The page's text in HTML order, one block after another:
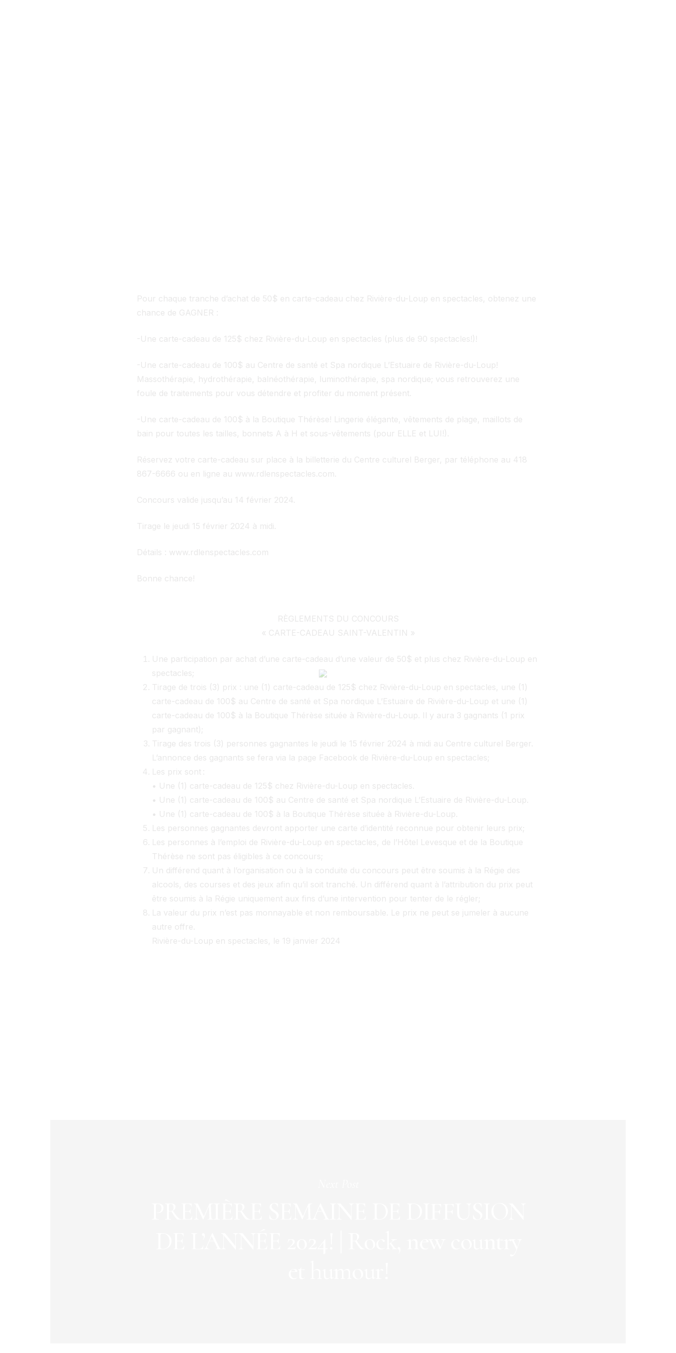
Pour chaque tranche d’achat de 50$ en carte-cadeau chez Rivière-du-Loup en spectacles, obtenez une
chance de GAGNER :
-Une carte-cadeau de 125$ chez Rivière-du-Loup en spectacles (plus de 90 spectacles!)!
-Une carte-cadeau de 100$ au Centre de santé et Spa nordique L’Estuaire de Rivière-du-Loup!
Massothérapie, hydrothérapie, balnéothérapie, luminothérapie, spa nordique; vous retrouverez une
foule de traitements pour vous détendre et profiter du moment présent.
-Une carte-cadeau de 100$ à la Boutique Thérèse! Lingerie élégante, vêtements de plage, maillots de
bain pour toutes les tailles, bonnets A à H et sous-vêtements (pour ELLE et LUI!).
Réservez votre carte-cadeau sur place à la billetterie du Centre culturel Berger, par téléphone au 418
867-6666 ou en ligne au www.rdlenspectacles.com.
Concours valide jusqu’au 14 février 2024.
Tirage le jeudi 15 février 2024 à midi.
Détails : www.rdlenspectacles.com
Bonne chance!
RÈGLEMENTS DU CONCOURS
« CARTE-CADEAU SAINT-VALENTIN »
Une participation par achat d’une carte-cadeau d’une valeur de 50$ et plus chez Rivière-du-Loup en
spectacles;
Tirage de trois (3) prix : une (1) carte-cadeau de 125$ chez Rivière-du-Loup en spectacles, une (1)
carte-cadeau de 100$ au Centre de santé et Spa nordique L’Estuaire de Rivière-du-Loup et une (1)
carte-cadeau de 100$ à la Boutique Thérèse située à Rivière-du-Loup. Il y aura 3 gagnants (1 prix
par gagnant);
Tirage des trois (3) personnes gagnantes le jeudi le 15 février 2024 à midi au Centre culturel Berger.
L’annonce des gagnants se fera via la page Facebook de Rivière-du-Loup en spectacles;
Les prix sont :
• Une (1) carte-cadeau de 125$ chez Rivière-du-Loup en spectacles.
• Une (1) carte-cadeau de 100$ au Centre de santé et Spa nordique L’Estuaire de Rivière-du-Loup.
• Une (1) carte-cadeau de 100$ à la Boutique Thérèse située à Rivière-du-Loup.
Les personnes gagnantes devront apporter une carte d’identité reconnue pour obtenir leurs prix;
Les personnes à l’emploi de Rivière-du-Loup en spectacles, de l’Hôtel Levesque et de la Boutique
Thérèse ne sont pas éligibles à ce concours;
Un différend quant à l’organisation ou à la conduite du concours peut être soumis à la Régie des
alcools, des courses et des jeux afin qu’il soit tranché. Un différend quant à l’attribution du prix peut
être soumis à la Régie uniquement aux fins d’une intervention pour tenter de le régler;
La valeur du prix n’est pas monnayable et non remboursable. Le prix ne peut se jumeler à aucune
autre offre.
Rivière-du-Loup en spectacles, le 19 janvier 2024